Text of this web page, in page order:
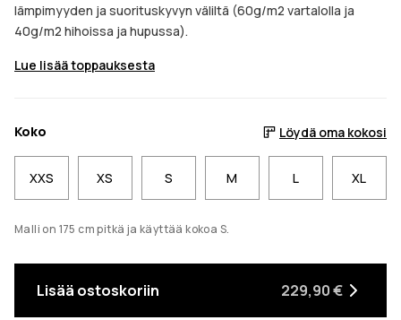
lämpimyyden ja suorituskyvyn väliltä (60g/m2 vartalolla ja
40g/m2 hihoissa ja hupussa).
Lue lisää toppauksesta
Koko Löydä oma kokosi
XXS XS S M L XL
Malli on 175 cm pitkä ja käyttää kokoa S.
Lisää ostoskoriin 229,90 €